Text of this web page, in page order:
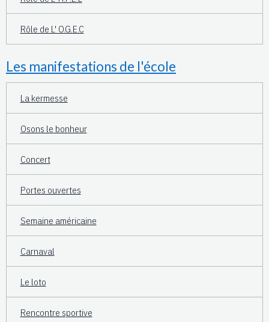
Rôle de L' O.G.E.C
Les manifestations de l'école
La kermesse
Osons le bonheur
Concert
Portes ouvertes
Semaine américaine
Carnaval
Le loto
Rencontre sportive